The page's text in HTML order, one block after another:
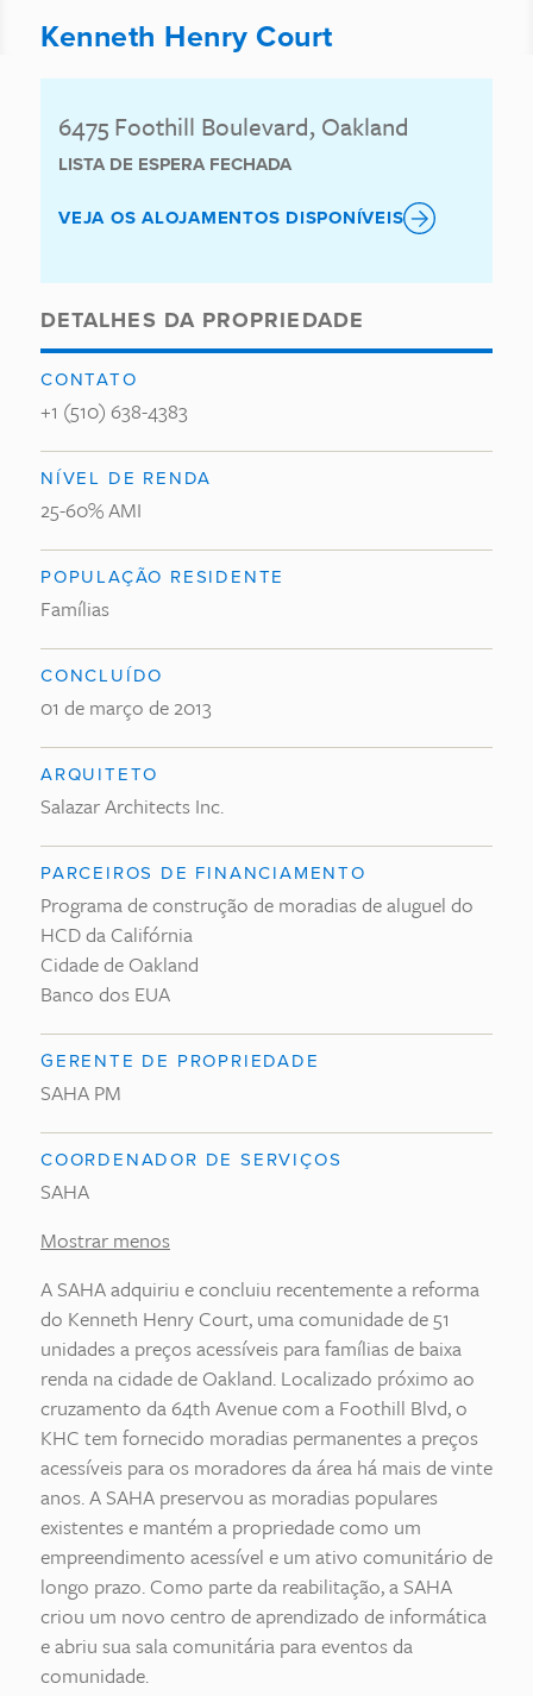
Kenneth Henry Court
6475 Foothill Boulevard, Oakland
LISTA DE ESPERA FECHADA
VEJA OS ALOJAMENTOS DISPONÍVEIS
DETALHES DA PROPRIEDADE
CONTATO
+1 (510) 638-4383
NÍVEL DE RENDA
25-60% AMI
POPULAÇÃO RESIDENTE
Famílias
CONCLUÍDO
01 de março de 2013
ARQUITETO
Salazar Architects Inc.
PARCEIROS DE FINANCIAMENTO
Programa de construção de moradias de aluguel do
HCD da Califórnia
Cidade de Oakland
Banco dos EUA
GERENTE DE PROPRIEDADE
SAHA PM
COORDENADOR DE SERVIÇOS
SAHA
Mostrar menos
A SAHA adquiriu e concluiu recentemente a reforma
do Kenneth Henry Court, uma comunidade de 51
unidades a preços acessíveis para famílias de baixa
renda na cidade de Oakland. Localizado próximo ao
cruzamento da 64th Avenue com a Foothill Blvd, o
KHC tem fornecido moradias permanentes a preços
acessíveis para os moradores da área há mais de vinte
anos. A SAHA preservou as moradias populares
existentes e mantém a propriedade como um
empreendimento acessível e um ativo comunitário de
longo prazo. Como parte da reabilitação, a SAHA
criou um novo centro de aprendizado de informática
e abriu sua sala comunitária para eventos da
comunidade.